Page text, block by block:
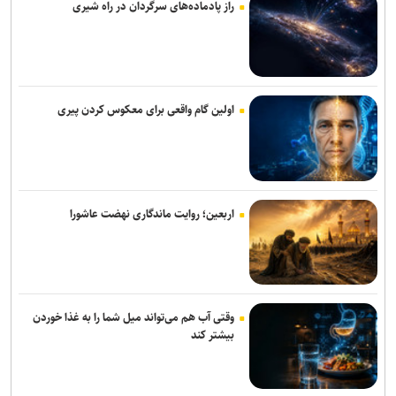
دستگاه مترجم جیبی جدید گوگل بدون نیاز به اینترنت مکالمات را ترجمه
می‌کند
نسل دوم هدفون QuietComfort با حذف نویز ارتقایافته و پورت USB-C
عرضه شد
نوآوری دانش‌بنیان ایرانی، معادله نصب لوله‌های پلی‌اتیلن در دریا را تغییر
داد
بالا می‌برد
کاربران بعد از این می‌توانند از هر نقطه دارای اینترنت با شماره ثابت
تماس بگیرند
اسپیکر هوشمند اوپن‌ای‌آی قیمتی بین ۳۰۰ تا ۴۰۰ دلار خواهد داشت
پژوهشگران با هوش مصنوعی ویروس‌های جدید باکتری‌خوار ساختند
رسانه، نهاد پنجم معماری نوین معاونت علمی است
راز پادماده‌های سرگردان در راه شیری
اولین گام واقعی برای معکوس کردن پیری
اربعین؛ روایت ماندگاری نهضت عاشورا
وقتی آب هم می‌تواند میل شما را به غذا خوردن
بیشتر کند